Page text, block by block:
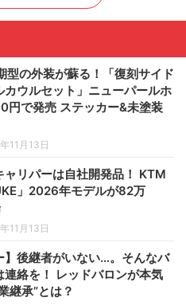
型の外装が蘇る！「復刻サイド
カウルセット」ニューパールホ
円で発売 ステッカー&未塗装
11月13日
ャリパーは自社開発品！ KTM
」2026年モデルが82万
11月13日
】後継者がいない…。そんなバ
連絡を！ レッドバロンが本気
継承”とは？